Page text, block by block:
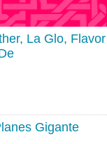
La Glo, Flavor
Gigante